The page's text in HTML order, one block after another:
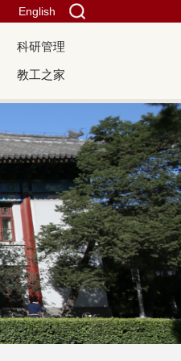
English
科研管理
教工之家